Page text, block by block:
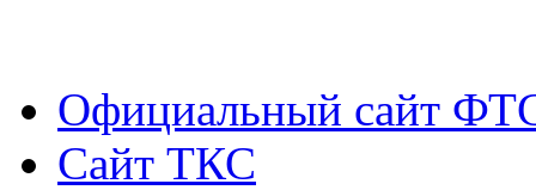
Официальный сайт
Сайт ТКС